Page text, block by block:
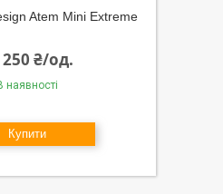
Atem Mini Extreme
250 ₴/од.
наявності
Купити